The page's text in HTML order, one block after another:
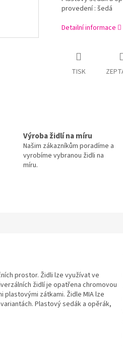
provedení : šedá
Detailní informace
TISK
Výroba židlí na míru
Našim zákazníkům poradíme a
vyrobíme vybranou židli na
míru.
prostor. Židli lze využívat ve
židlí je opatřena chromovou
plastovými zátkami. Židle MIA lze
Plastový sedák a opěrák,